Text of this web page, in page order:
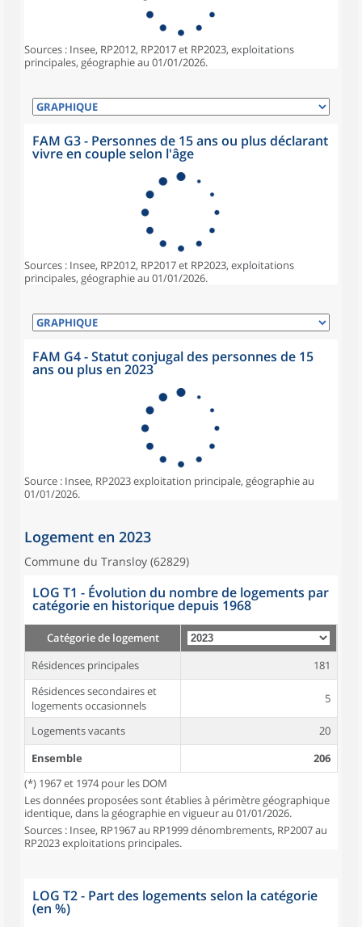
Sources : Insee, RP2012, RP2017 et RP2023, exploitations
principales, géographie au 01/01/2026.
FAM G3 - Personnes de 15 ans ou plus déclarant
vivre en couple selon l'âge
Sources : Insee, RP2012, RP2017 et RP2023, exploitations
principales, géographie au 01/01/2026.
FAM G4 - Statut conjugal des personnes de 15
ans ou plus en 2023
Source : Insee, RP2023 exploitation principale, géographie au
01/01/2026.
Logement en 2023
Commune du Transloy (62829)
LOG T1 - Évolution du nombre de logements par
catégorie en historique depuis 1968
Catégorie de logement
Résidences principales
181
Résidences secondaires et
logements occasionnels
5
Logements vacants
20
Ensemble
206
(*) 1967 et 1974 pour les DOM
Les données proposées sont établies à périmètre géographique
identique, dans la géographie en vigueur au 01/01/2026.
Sources : Insee, RP1967 au RP1999 dénombrements, RP2007 au
RP2023 exploitations principales.
LOG T2 - Part des logements selon la catégorie
(en %)